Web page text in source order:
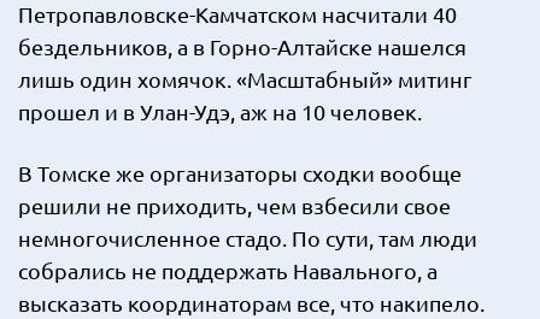
Петропавловске-Камчатском насчитали 40
бездельников, а в Горно-Алтайске нашелся
лишь один хомячок. «Масштабный» митинг
прошел и в Улан-Удэ, аж на 10 человек.
В Томске же организаторы сходки вообще
решили не приходить, чем взбесили свое
немногочисленное стадо. По сути, там люди
собрались не поддержать Навального, а
высказать координаторам все, что накипело.